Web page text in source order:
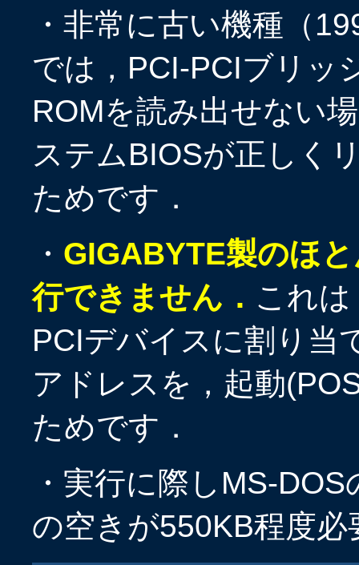
・非常に古い機種（
では，PCI-PCIブリッ
ROMを読み出せない
ステムBIOSが正しく
ためです．
・ GIGABYTE製のほ
行できません． これ
PCIデバイスに割り当
アドレスを，起動
ためです．
・実行に際しMS-
の空きが550KB程度必